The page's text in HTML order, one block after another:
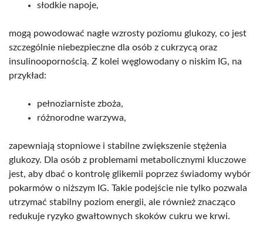
słodkie napoje,
mogą powodować nagłe wzrosty poziomu glukozy, co jest
szczególnie niebezpieczne dla osób z cukrzycą oraz
insulinoopornością. Z kolei węglowodany o niskim IG, na
przykład:
pełnoziarniste zboża,
różnorodne warzywa,
zapewniają stopniowe i stabilne zwiększenie stężenia
glukozy. Dla osób z problemami metabolicznymi kluczowe
jest, aby dbać o kontrolę glikemii poprzez świadomy wybór
pokarmów o niższym IG. Takie podejście nie tylko pozwala
utrzymać stabilny poziom energii, ale również znacząco
redukuje ryzyko gwałtownych skoków cukru we krwi.